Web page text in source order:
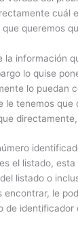
cuál
queremos
la información
lo quise
lo puedan
le tenemos que
el listado,
listado o
encontrar, le
de identificador